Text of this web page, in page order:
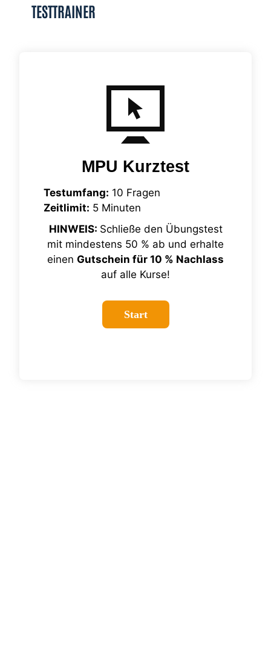
TESTTRAINER
MPU Kurztest
Testumfang: 10 Fragen
Zeitlimit: 5 Minuten
HINWEIS: Schließe den Übungstest
mit mindestens 50 % ab und erhalte
einen Gutschein für 10 % Nachlass
auf alle Kurse!